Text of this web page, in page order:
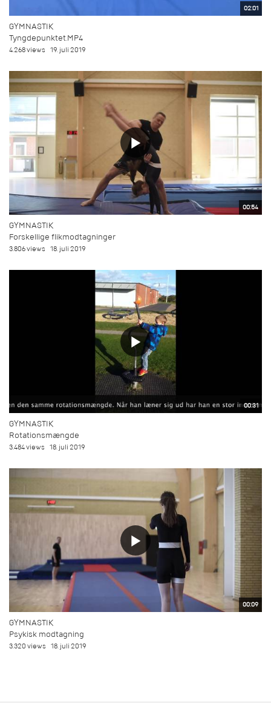
02:01
GYMNASTIK
Tyngdepunktet.MP4
4.268 views 19. juli 2019
00:54
GYMNASTIK
Forskellige flikmodtagninger
3.806 views 18. juli 2019
00:31
GYMNASTIK
Rotationsmængde
3.484 views 18. juli 2019
00:09
GYMNASTIK
Psykisk modtagning
3.320 views 18. juli 2019